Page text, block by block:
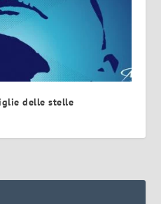
delle stelle